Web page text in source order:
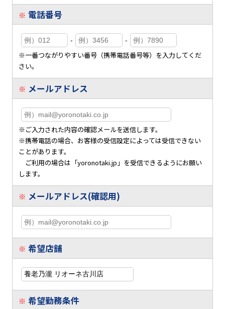
※ 電話番号
-
-
※一番つながりやすい番号（携帯電話番号等）を入力してくだ
さい。
※ メールアドレス
※ご入力された内容の確認メールを送信します。
※携帯電話の場合、お客様の受信設定によっては受信できない
ことがあります。
ご利用の場合は「yoronotaki.jp」を受信できるようにお願い
します。
※ メールアドレス(確認用)
※ 希望店舗
※ 希望勤務条件